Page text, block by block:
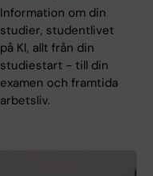
Information om din
studier, studentlivet
på KI, allt från din
studiestart - till din
examen och framtida
arbetsliv.